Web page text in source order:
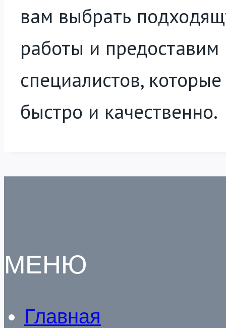
вам выбрать
работы и
специалистов,
быстро и качественно.
МЕНЮ
Главная